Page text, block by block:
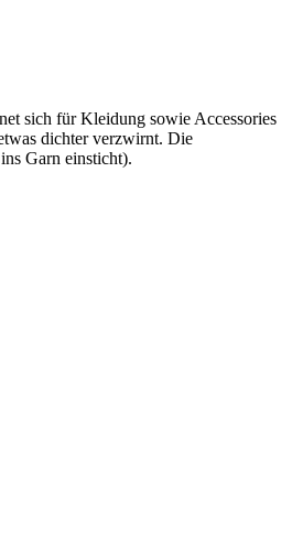
sich für Kleidung sowie Accessories
dichter verzwirnt. Die
Garn einsticht).